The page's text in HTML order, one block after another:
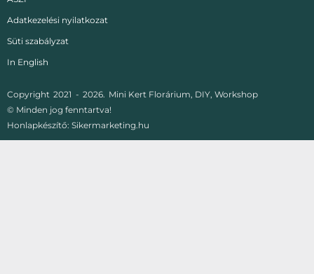
Copyright 2021 - 2026. Mini Kert Florárium, DIY, Workshop
© Minden jog fenntartva!
Honlapkészítő: Sikermarketing.hu
Adatkezelési nyilatkozat
Süti szabályzat
In English